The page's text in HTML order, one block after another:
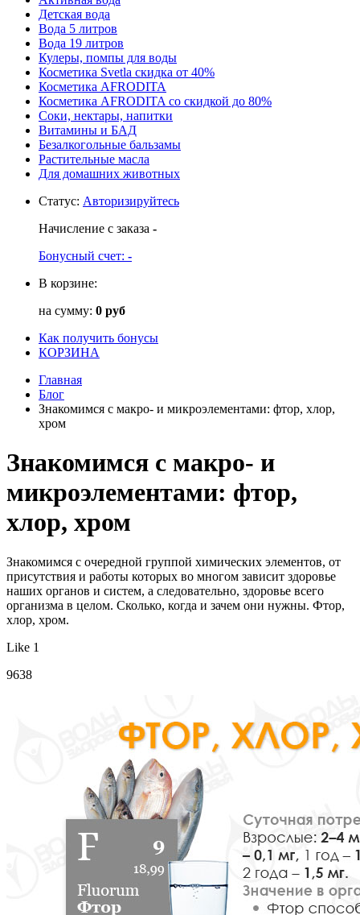
Детская вода
Вода 5 литров
Вода 19 литров
Кулеры, помпы для воды
Косметика Svetla скидка от 40%
Косметика AFRODITA
Косметика AFRODITA со скидкой до 80%
Соки, нектары, напитки
Витамины и БАД
Безалкогольные бальзамы
Растительные масла
Для домашних животных
Статус: Авторизируйтесь
Начисление с заказа -
Бонусный счет: -
В корзине:
на сумму: 0 руб
Как получить бонусы
КОРЗИНА
Главная
Блог
Знакомимся с макро- и микроэлементами: фтор, хлор,
хром
Знакомимся с макро- и
микроэлементами: фтор,
хлор, хром
Знакомимся с очередной группой химических элементов, от
присутствия и работы которых во многом зависит здоровье
наших органов и систем, а следовательно, здоровье всего
организма в целом. Сколько, когда и зачем они нужны. Фтор,
хлор, хром.
Like 1
9638